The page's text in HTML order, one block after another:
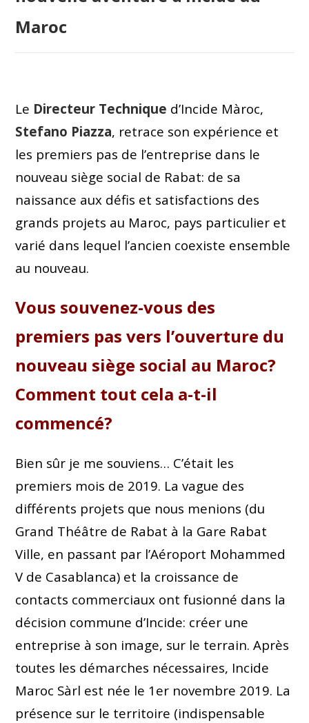
Maroc
Le Directeur Technique d’Incide Màroc,
Stefano Piazza, retrace son expérience et
les premiers pas de l’entreprise dans le
nouveau siège social de Rabat: de sa
naissance aux défis et satisfactions des
grands projets au Maroc, pays particulier et
varié dans lequel l’ancien coexiste ensemble
au nouveau.
Vous souvenez-vous des
premiers pas vers l’ouverture du
nouveau siège social au Maroc?
Comment tout cela a-t-il
commencé?
Bien sûr je me souviens… C’était les
premiers mois de 2019. La vague des
différents projets que nous menions (du
Grand Théâtre de Rabat à la Gare Rabat
Ville, en passant par l’Aéroport Mohammed
V de Casablanca) et la croissance de
contacts commerciaux ont fusionné dans la
décision commune d’Incide: créer une
entreprise à son image, sur le terrain. Après
toutes les démarches nécessaires, Incide
Maroc Sàrl est née le 1er novembre 2019. La
présence sur le territoire (indispensable